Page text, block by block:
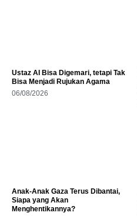
Ustaz AI Bisa Digemari, tetapi Tak
Bisa Menjadi Rujukan Agama
06/08/2026
Anak-Anak Gaza Terus Dibantai,
Siapa yang Akan
Menghentikannya?